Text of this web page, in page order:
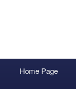
principale
Vai
Vai
Accedi
Home Page